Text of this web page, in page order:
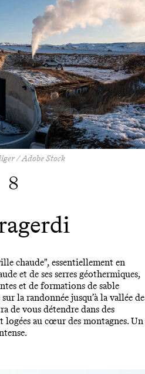
/ Adobe Stock
8
chaude", essentiellement en
et de ses serres géothermiques,
et de formations de sable
la randonnée jusqu’à la vallée de
de vous détendre dans des
logées au cœur des montagnes. Un